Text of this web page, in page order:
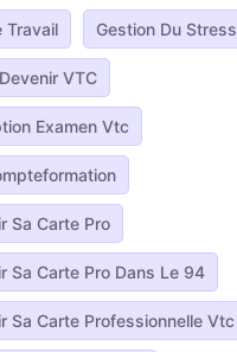
Travail Gestion Du Stress
VTC
Examen Vtc
Sa Carte Pro
Sa Carte Pro Dans Le 94
Sa Carte Professionnelle Vtc